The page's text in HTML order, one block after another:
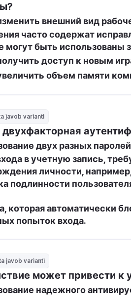
внешний вид
часто содержат
могут быть
доступ к новым
объем памяти
javob varianti
двух разных
в учетную запись,
личности,
подлинности
которая автоматически
попыток входа.
javob varianti
может привести к
надежного